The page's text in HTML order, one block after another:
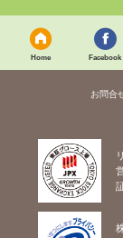
Home Facebook
お問合